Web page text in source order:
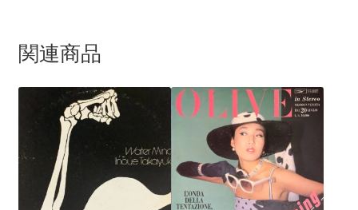
関連商品